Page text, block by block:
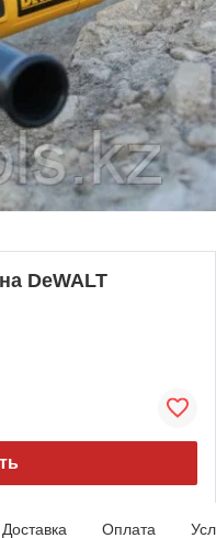
DeWALT
Доставка Оплата